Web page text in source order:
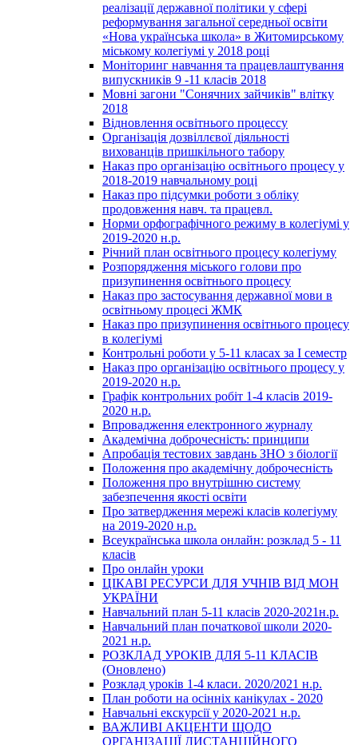
реалізації державної політики у сфері
реформування загальної середньої освіти
«Нова українська школа» в Житомирському
міському колегіумі у 2018 році
Моніторинг навчання та працевлаштування
випускників 9 -11 класів 2018
Мовні загони "Сонячних зайчиків" влітку
2018
Відновлення освітнього процессу
Організація дозвіллєвої діяльності
вихованців пришкільного табору
Наказ про організацію освітнього процесу у
2018-2019 навчальному році
Наказ про підсумки роботи з обліку
продовження навч. та працевл.
Норми орфографічного режиму в колегіумі у
2019-2020 н.р.
Річний план освітнього процесу колегіуму
Розпорядження міського голови про
призупинення освітнього процесу
Наказ про застосування державної мови в
освітньому процесі ЖМК
Наказ про призупинення освітнього процесу
в колегіумі
Контрольні роботи у 5-11 класах за І семестр
Наказ про організацію освітнього процесу у
2019-2020 н.р.
Графік контрольних робіт 1-4 класів 2019-
2020 н.р.
Впровадження електронного журналу
Академічна доброчесність: принципи
Апробація тестових завдань ЗНО з біології
Положення про академічну доброчесність
Положення про внутрішню систему
забезпечення якості освіти
Про затвердження мережі класів колегіуму
на 2019-2020 н.р.
Всеукраїнська школа онлайн: розклад 5 - 11
класів
Про онлайн уроки
ЦІКАВІ РЕСУРСИ ДЛЯ УЧНІВ ВІД МОН
УКРАЇНИ
Навчальний план 5-11 класів 2020-2021н.р.
Навчальний план початкової школи 2020-
2021 н.р.
РОЗКЛАД УРОКІВ ДЛЯ 5-11 КЛАСІВ
(Оновлено)
Розклад уроків 1-4 класи. 2020/2021 н.р.
План роботи на осінніх канікулах - 2020
Навчальні екскурсії у 2020-2021 н.р.
ВАЖЛИВІ АКЦЕНТИ ЩОДО
ОРГАНІЗАЦІЇ ДИСТАНЦІЙНОГО